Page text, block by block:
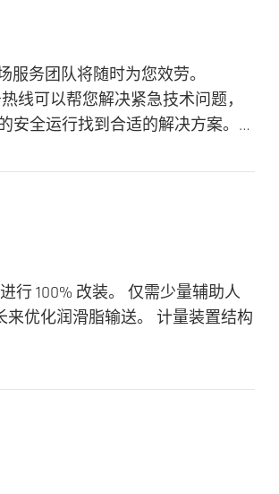
服务团队将随时为您效劳。
线可以帮您解决紧急技术问题，
安全运行找到合适的解决方案。…
行 100% 改装。 仅需少量辅助人
优化润滑脂输送。 计量装置结构